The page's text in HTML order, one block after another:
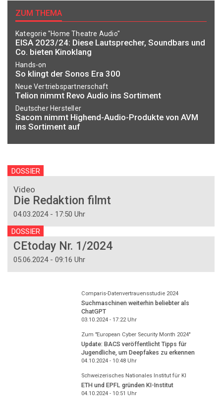
ZUM THEMA
Kategorie "Home Theatre Audio"
EISA 2023/24: Diese Lautsprecher, Soundbars und
Co. bieten Kinoklang
Hands-on
So klingt der Sonos Era 300
Neue Vertriebspartnerschaft
Telion nimmt Revo Audio ins Sortiment
Deutscher Hersteller
Sacom nimmt Highend-Audio-Produkte von AVM
ins Sortiment auf
DOSSIER
Video
Die Redaktion filmt
04.03.2024 - 17:50 Uhr
DOSSIER
CEtoday Nr. 1/2024
05.06.2024 - 09:16 Uhr
Comparis-Datenvertrauensstudie 2024
Suchmaschinen weiterhin beliebter als
ChatGPT
03.10.2024 - 17:22Uhr
Zum "European Cyber Security Month 2024"
Update: BACS veröffentlicht Tipps für
Jugendliche, um Deepfakes zu erkennen
04.10.2024 - 10:48Uhr
Schweizerisches Nationales Institut für KI
ETH und EPFL gründen KI-Institut
04.10.2024 - 10:51 Uhr